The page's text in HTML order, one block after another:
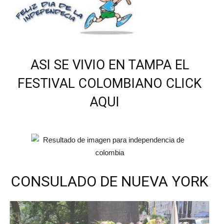
ASI SE VIVIO EN TAMPA EL
FESTIVAL COLOMBIANO CLICK
AQUI
CONSULADO DE NUEVA YORK